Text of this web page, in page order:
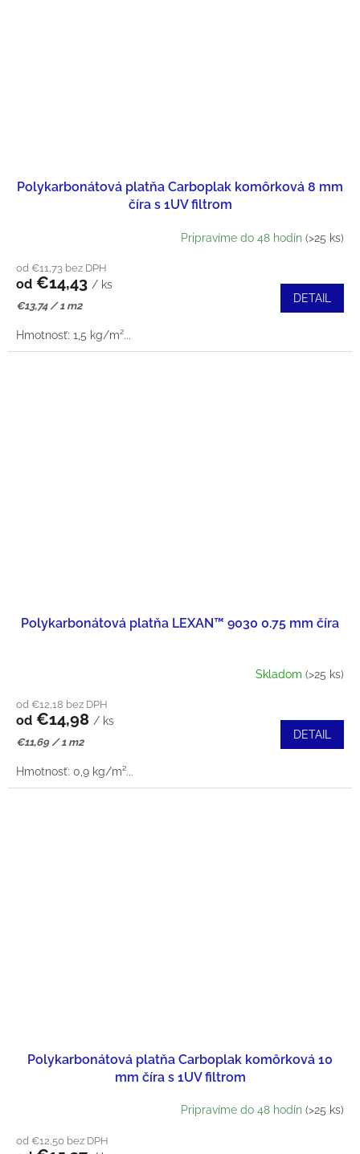
Polykarbonátová platňa Carboplak komôrková 8 mm
číra s 1UV filtrom
Pripravíme do 48 hodín (>25 ks)
od €11,73 bez DPH
od €14,43 / ks
Jednotková
€13,74 / 1 m2
DETAIL
Hmotnosť: 1,5 kg/m²ㅤ...
Polykarbonátová platňa LEXAN™ 9030 0.75 mm číra
Skladom (>25 ks)
od €12,18 bez DPH
od €14,98 / ks
Jednotková
€11,69 / 1 m2
DETAIL
Hmotnosť: 0,9 kg/m²...
Polykarbonátová platňa Carboplak komôrková 10
mm číra s 1UV filtrom
Pripravíme do 48 hodín (>25 ks)
od €12,50 bez DPH